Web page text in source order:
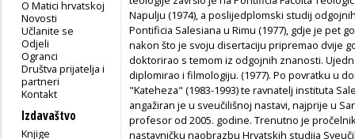
O Matici hrvatskoj
Novosti
Učlanite se
Odjeli
Ogranci
Društva prijatelja i
partneri
Kontakt
Izdavaštvo
Knjige
Napulju (1974), a poslijedplomski studij
Pontificia Salesiana u Rimu (1977), gdje je pet
nakon što je svoju disertaciju pripremao dvije
doktorirao s temom iz odgojnih znanosti.
diplomirao i filmologiju. (1977). Po povratku u
"Kateheza" (1983-1993) te ravnatelj instituta
angažiran je u sveučilišnoj nastavi, najprije u
profesor od 2005. godine. Trenutno je
nastavničku naobrazbu Hrvatskih studija